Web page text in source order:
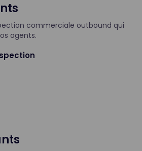
commerciale outbound qui
agents.